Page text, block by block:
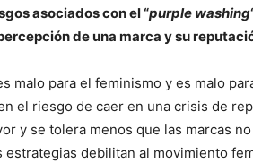
asociados con el “purple washing
de una marca y su
malo para el feminismo y es malo
el riesgo de caer en una crisis de
y se tolera menos que las marcas
estrategias debilitan al movimiento